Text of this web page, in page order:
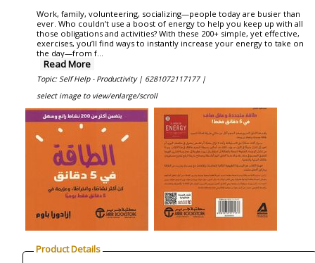
Work, family, volunteering, socializing—people today are busier than
ever. Who couldn’t use a boost of energy to help you keep up with all
those obligations and activities? With these 200+ simple, yet effective,
exercises, you’ll find ways to instantly increase your energy to take on
the day—from f...
Read More
Topic: Self Help - Productivity | 6281072117177 |
select image to view/enlarge/scroll
Product Details